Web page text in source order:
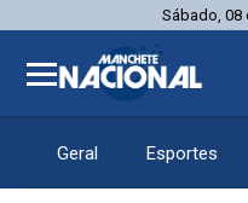
Sábado, 08
Geral Esportes